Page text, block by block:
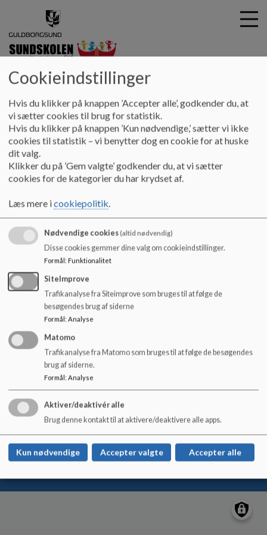
i
SUNDskolen
Skolens profil Trafikpolitik
Trafikpolitik
Trafikpolitik
Dokumenter
Trafikpolitik rev sept 21.pdf
SUNDskolen
Linde Alle 36
+45 54733360
EAN NR. 5798007149222
Tilgængelighedserklæring
Sitemap
Cookie politik
Cookieindstillinger
Hvis du klikker på knappen ’Accepter alle’, godkender du, at
vi sætter cookies til brug for statistik.
Hvis du klikker på knappen ’Kun nødvendige,’ sætter vi ikke
cookies til statistik – vi benytter dog en cookie for at huske
dit valg.
Klikker du på ’Gem valgte’ godkender du, at vi sætter
cookies for de kategorier du har krydset af.
Læs mere icookiepolitik.
Nødvendige cookies(altid nødvendig)
Disse cookies gemmer dine valg om cookieindstillinger.
Formål: Funktionalitet
SiteImprove
Trafikanalyse fra Siteimprove som bruges til at følge de
besøgendes brug af siderne
Formål: Analyse
Matomo
Trafikanalyse fra Matomo som bruges til at følge de besøgendes
brug af siderne.
Formål: Analyse
Aktiver/deaktivér alle
Brug denne kontakt til at aktivere/deaktivere alle apps.
Kun nødvendige Accepter valgte Accepter alle